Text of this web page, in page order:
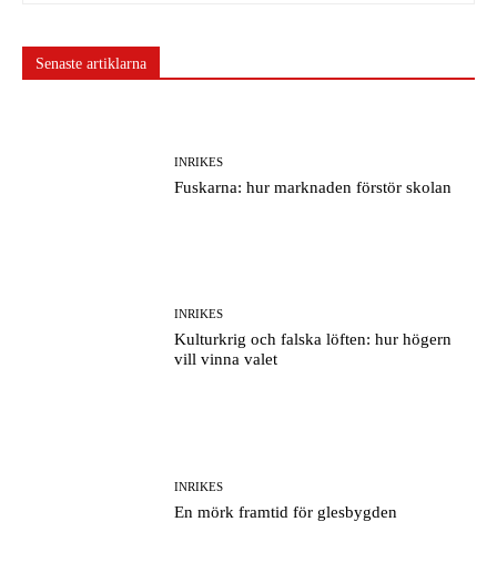
Senaste artiklarna
INRIKES
Fuskarna: hur marknaden förstör skolan
INRIKES
Kulturkrig och falska löften: hur högern
vill vinna valet
INRIKES
En mörk framtid för glesbygden